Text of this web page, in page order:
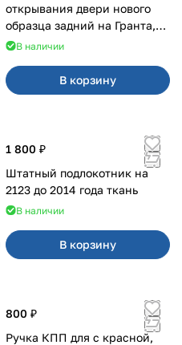
открывания двери нового
образца задний на Гранта,
Урбан
В наличии
В корзину
1 800 ₽
Штатный подлокотник на
2123 до 2014 года ткань
В наличии
В корзину
800 ₽
Ручка КПП для с красной,